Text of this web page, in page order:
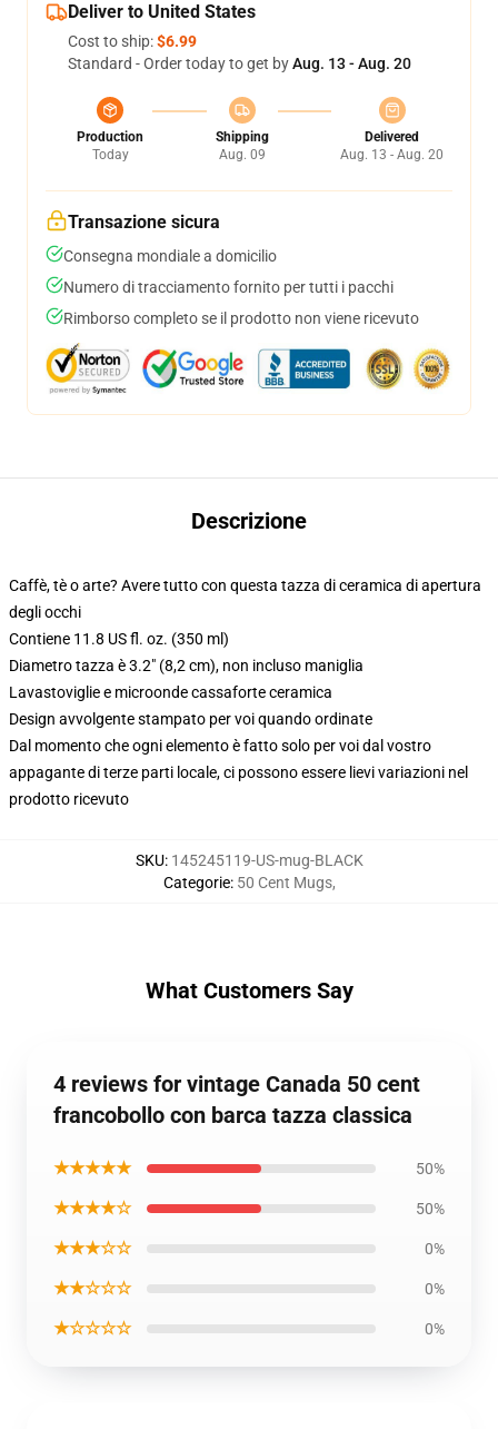
Deliver to United States
Cost to ship:$6.99
Standard - Order today to get byAug. 13 - Aug. 20
Production
Today
Shipping
Aug. 09
Delivered
Aug. 13 - Aug. 20
Transazione sicura
Consegna mondiale a domicilio
Numero di tracciamento fornito per tutti i pacchi
Rimborso completo se il prodotto non viene ricevuto
Descrizione
Caffè, tè o arte? Avere tutto con questa tazza di ceramica di apertura
degli occhi
Contiene 11.8 US fl. oz. (350 ml)
Diametro tazza è 3.2" (8,2 cm), non incluso maniglia
Lavastoviglie e microonde cassaforte ceramica
Design avvolgente stampato per voi quando ordinate
Dal momento che ogni elemento è fatto solo per voi dal vostro
appagante di terze parti locale, ci possono essere lievi variazioni nel
prodotto ricevuto
SKU: 145245119-US-mug-BLACK
Categorie: 50 Cent Mugs,
What Customers Say
4 reviews for vintage Canada 50 cent
francobollo con barca tazza classica
★★★★★ 50%
★★★★☆ 50%
★★★☆☆ 0%
★★☆☆☆ 0%
★☆☆☆☆ 0%